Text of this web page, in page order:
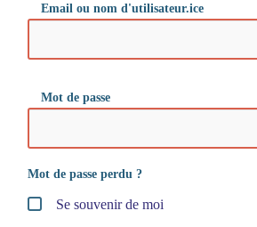
Email ou nom d'utilisateur.ice
Mot de passe
Mot de passe perdu ?
Se souvenir de moi